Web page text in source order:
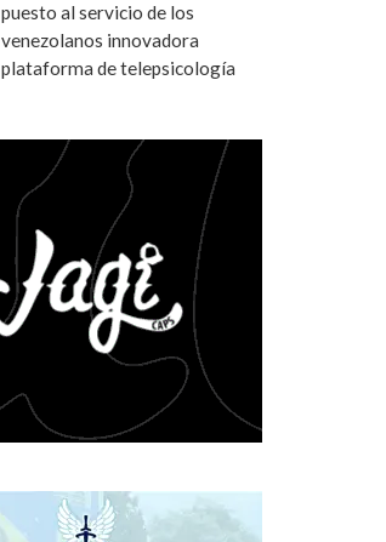
puesto al servicio de los
venezolanos innovadora
plataforma de telepsicología